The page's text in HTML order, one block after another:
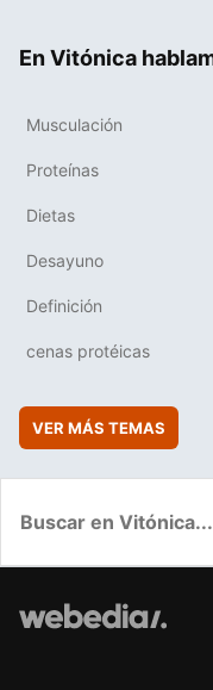
En Vitónica
Musculación
Proteínas
Dietas
Desayuno
Definición
cenas protéicas
VER MÁS TEMAS